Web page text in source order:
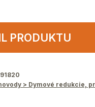
PRODUKTU
> Dymové redukcie,